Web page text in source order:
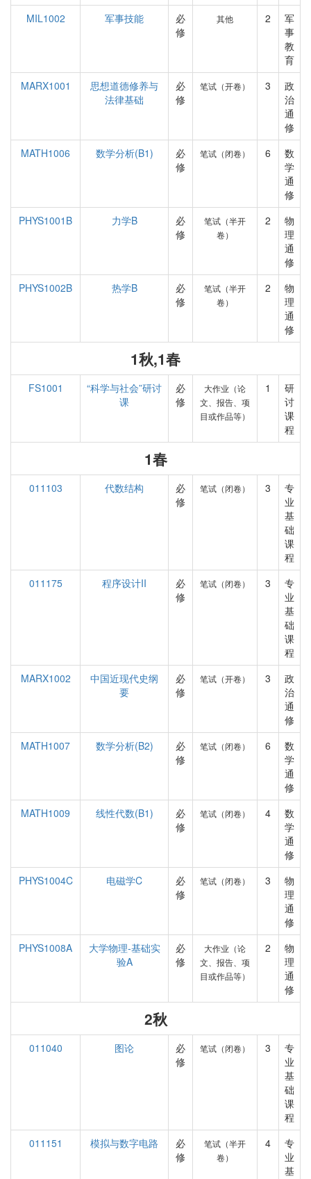
MIL1002
军事技能
必
修
其他 2
军
事
教
育
MARX1001
思想道德修养与
法律基础
必
修
笔试（开卷） 3
政
治
通
修
MATH1006
数学分析(B1)
必
修
笔试（闭卷） 6
数
学
通
修
PHYS1001B
力学B
必
修
笔试（半开
卷）
2
物
理
通
修
PHYS1002B
热学B
必
修
笔试（半开
卷）
2
物
理
通
修
1秋,1春
FS1001
“科学与社会”研讨
课
必
修
大作业（论
文、报告、项
目或作品等）
1
研
讨
课
程
1春
011103 代数结构
必
修
笔试（闭卷） 3
专
业
基
础
课
程
011175
程序设计II
必
修
笔试（闭卷） 3
专
业
基
础
课
程
MARX1002
中国近现代史纲
要
必
修
笔试（开卷） 3
政
治
通
修
MATH1007
数学分析(B2)
必
修
笔试（闭卷） 6
数
学
通
修
MATH1009
线性代数(B1)
必
修
笔试（闭卷） 4
数
学
通
修
PHYS1004C
电磁学C
必
修
笔试（闭卷） 3
物
理
通
修
PHYS1008A
大学物理-基础实
验A
必
修
大作业（论
文、报告、项
目或作品等）
2
物
理
通
修
2秋
011040 图论
必
修
笔试（闭卷） 3
专
业
基
础
课
程
011151
模拟与数字电路
必
修
笔试（半开
卷）
4
专
业
基